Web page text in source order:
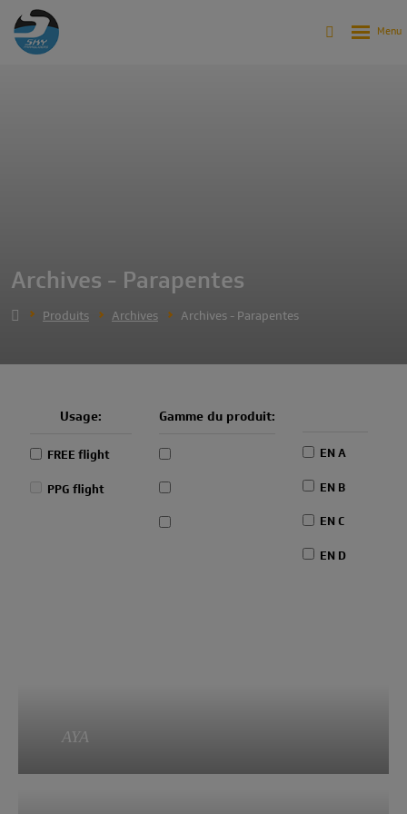
Archives - Parapentes
Produits Archives Archives - Parapentes
Usage:
FREE flight
PPG flight
Gamme du produit:
EN A
EN B
EN C
EN D
AYA